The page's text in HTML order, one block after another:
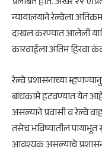
न्यायालयाने रेल्वेला
दाखल करण्यात आलेली
कारवाईला अंतिम हिरवा
रेल्वे प्रशासनाच्या
बांधकामे हटवण्यात येत
असल्याने प्रवासी व रेल्वे
तसेच भविष्यातील पायाभूत
आवश्यक असल्याचे